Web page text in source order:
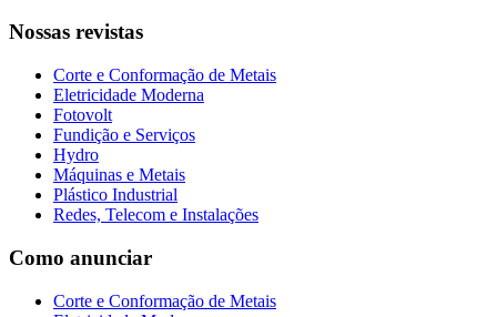
Nossas revistas
Corte e Conformação de Metais
Eletricidade Moderna
Fotovolt
Fundição e Serviços
Hydro
Máquinas e Metais
Plástico Industrial
Redes, Telecom e Instalações
Como anunciar
Corte e Conformação de Metais